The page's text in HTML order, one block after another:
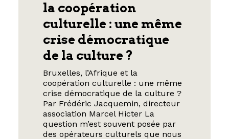
la coopération
culturelle : une même
crise démocratique
de la culture ?
Bruxelles, l’Afrique et la
coopération culturelle : une même
crise démocratique de la culture ?
Par Frédéric Jacquemin, directeur
association Marcel Hicter La
question m’est souvent posée par
des opérateurs culturels que nous